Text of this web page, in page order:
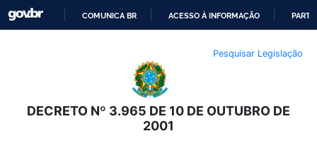
O
CONTEÚDO
COMUNICA BR ACESSO À INFORMAÇÃO
Pesquisar Legislação
DECRETO Nº 3.965 DE 10 DE OUTUBRO DE
2001